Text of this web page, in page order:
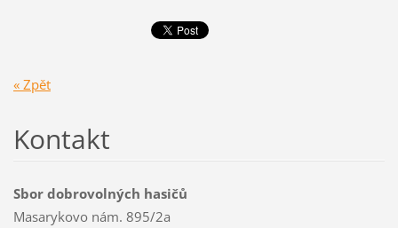
« Zpět
Kontakt
Sbor dobrovolných hasičů
Masarykovo nám. 895/2a